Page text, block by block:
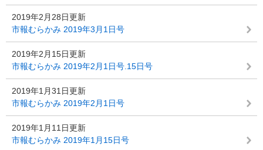
2019年2月28日更新
市報むらかみ 2019年3月1日号
2019年2月15日更新
市報むらかみ 2019年2月1日号.15日号
2019年1月31日更新
市報むらかみ 2019年2月1日号
2019年1月11日更新
市報むらかみ 2019年1月15日号